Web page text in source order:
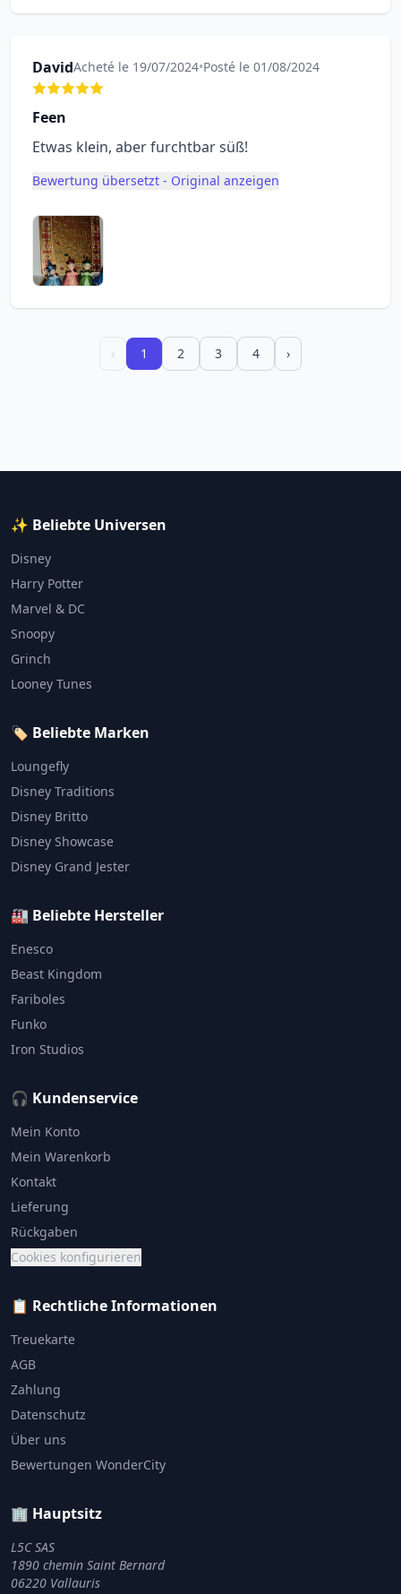
DavidAcheté le 19/07/2024•Posté le 01/08/2024
Feen
Etwas klein, aber furchtbar süß!
Bewertung übersetzt - Original anzeigen
‹ 1 2 3 4 ›
✨ Beliebte Universen
Disney
Harry Potter
Marvel & DC
Snoopy
Grinch
Looney Tunes
🏷️ Beliebte Marken
Loungefly
Disney Traditions
Disney Britto
Disney Showcase
Disney Grand Jester
🏭 Beliebte Hersteller
Enesco
Beast Kingdom
Fariboles
Funko
Iron Studios
🎧 Kundenservice
Mein Konto
Mein Warenkorb
Kontakt
Lieferung
Rückgaben
Cookies konfigurieren
📋 Rechtliche Informationen
Treuekarte
AGB
Zahlung
Datenschutz
Über uns
Bewertungen WonderCity
🏢 Hauptsitz
L5C SAS
1890 chemin Saint Bernard
06220 Vallauris